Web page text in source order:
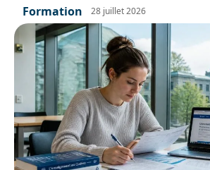
Formation 28 juillet 2026